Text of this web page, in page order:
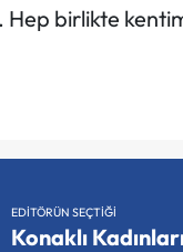
birlikte
EDITÖRÜN SEÇTIĞI
Konaklı